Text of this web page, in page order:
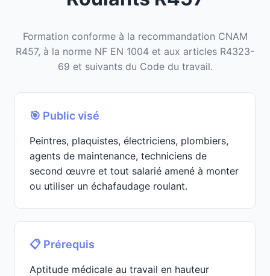
Formation conforme à la recommandation CNAM
R457, à la norme NF EN 1004 et aux articles R4323-
69 et suivants du Code du travail.
🎯 Public visé
Peintres, plaquistes, électriciens, plombiers,
agents de maintenance, techniciens de
second œuvre et tout salarié amené à monter
ou utiliser un échafaudage roulant.
📋 Prérequis
Aptitude médicale au travail en hauteur